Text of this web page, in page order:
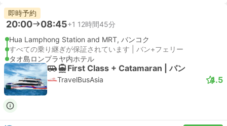
即時予約
20:00 08:45+1 12時間45分
Hua Lamphong Station and MRT, バンコク
すべての乗り継ぎが保証されています | バン+フェリー
タオ島ロンプラヤ内ホテル
First Class + Catamaran | バン
TravelBusAsia 4.5